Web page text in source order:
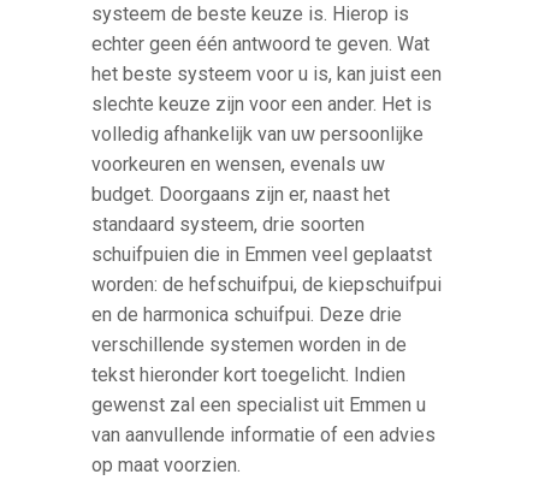
systeem de beste keuze is. Hierop is
echter geen één antwoord te geven. Wat
het beste systeem voor u is, kan juist een
slechte keuze zijn voor een ander. Het is
volledig afhankelijk van uw persoonlijke
voorkeuren en wensen, evenals uw
budget. Doorgaans zijn er, naast het
standaard systeem, drie soorten
schuifpuien die in Emmen veel geplaatst
worden: de hefschuifpui, de kiepschuifpui
en de harmonica schuifpui. Deze drie
verschillende systemen worden in de
tekst hieronder kort toegelicht. Indien
gewenst zal een specialist uit Emmen u
van aanvullende informatie of een advies
op maat voorzien.